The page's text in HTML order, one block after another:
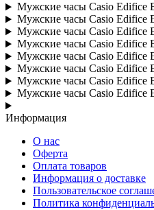
Мужские часы Casio Edifice
Мужские часы Casio Edifice
Мужские часы Casio Edifice
Мужские часы Casio Edifice
Мужские часы Casio Edifice
Мужские часы Casio Edifice
Мужские часы Casio Edifice
Мужские часы Casio Edifice
Информация
О нас
Оферта
Оплата товаров
Информация о доставке
Пользовательское
Политика